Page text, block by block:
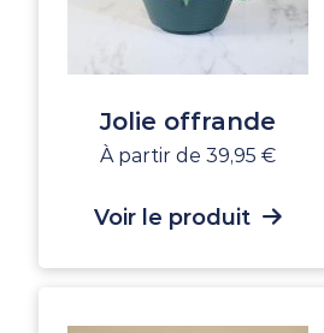
Jolie offrande
À partir de 39,95 €
Voir le produit